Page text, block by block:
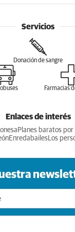
Servicios
Donación de sangre
Farmacias
Enlaces de interés
Planes baratos por
EnredabailesLos